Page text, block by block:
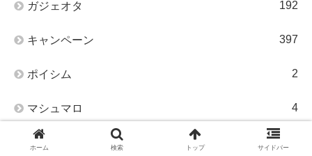
ガジェオタ 192
キャンペーン 397
ポイシム 2
マシュマロ 4
中華端末の深淵を覗くとき
ホーム 検索 トップ サイドバー